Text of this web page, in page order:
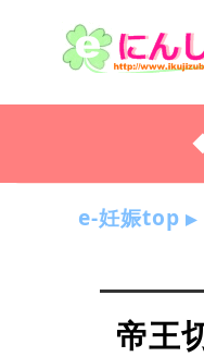
e-妊娠top
帝王